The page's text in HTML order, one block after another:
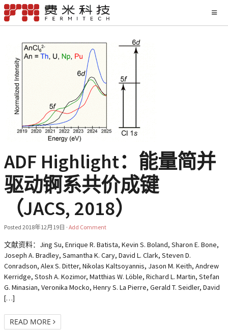
ADF Highlight：能量简并
驱动锕系共价成键
（JACS, 2018）
Posted 2018年12月19日 · Add Comment
文献资料：Jing Su, Enrique R. Batista, Kevin S. Boland, Sharon E. Bone,
Joseph A. Bradley, Samantha K. Cary, David L. Clark, Steven D.
Conradson, Alex S. Ditter, Nikolas Kaltsoyannis, Jason M. Keith, Andrew
Kerridge, Stosh A. Kozimor, Matthias W. Löble, Richard L. Martin, Stefan
G. Minasian, Veronika Mocko, Henry S. La Pierre, Gerald T. Seidler, David
[…]
READ MORE